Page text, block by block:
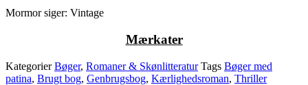
Mormor siger: Vintage
Mærkater
Kategorier Bøger, Romaner & Skønlitteratur Tags Bøger med
patina, Brugt bog, Genbrugsbog, Kærlighedsroman, Thriller